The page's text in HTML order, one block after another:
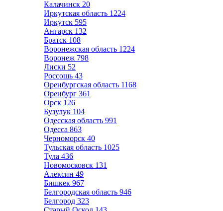
Калачинск 20
Иркутская область 1224
Иркутск 595
Ангарск 132
Братск 108
Воронежская область 1224
Воронеж 798
Лиски 52
Россошь 43
Оренбургская область 1168
Оренбург 361
Орск 126
Бузулук 104
Одесская область 991
Одесса 863
Черноморск 40
Тульская область 1025
Тула 436
Новомосковск 131
Алексин 49
Бишкек 967
Белгородская область 946
Белгород 323